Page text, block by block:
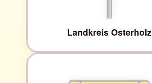
Landkreis Osterholz